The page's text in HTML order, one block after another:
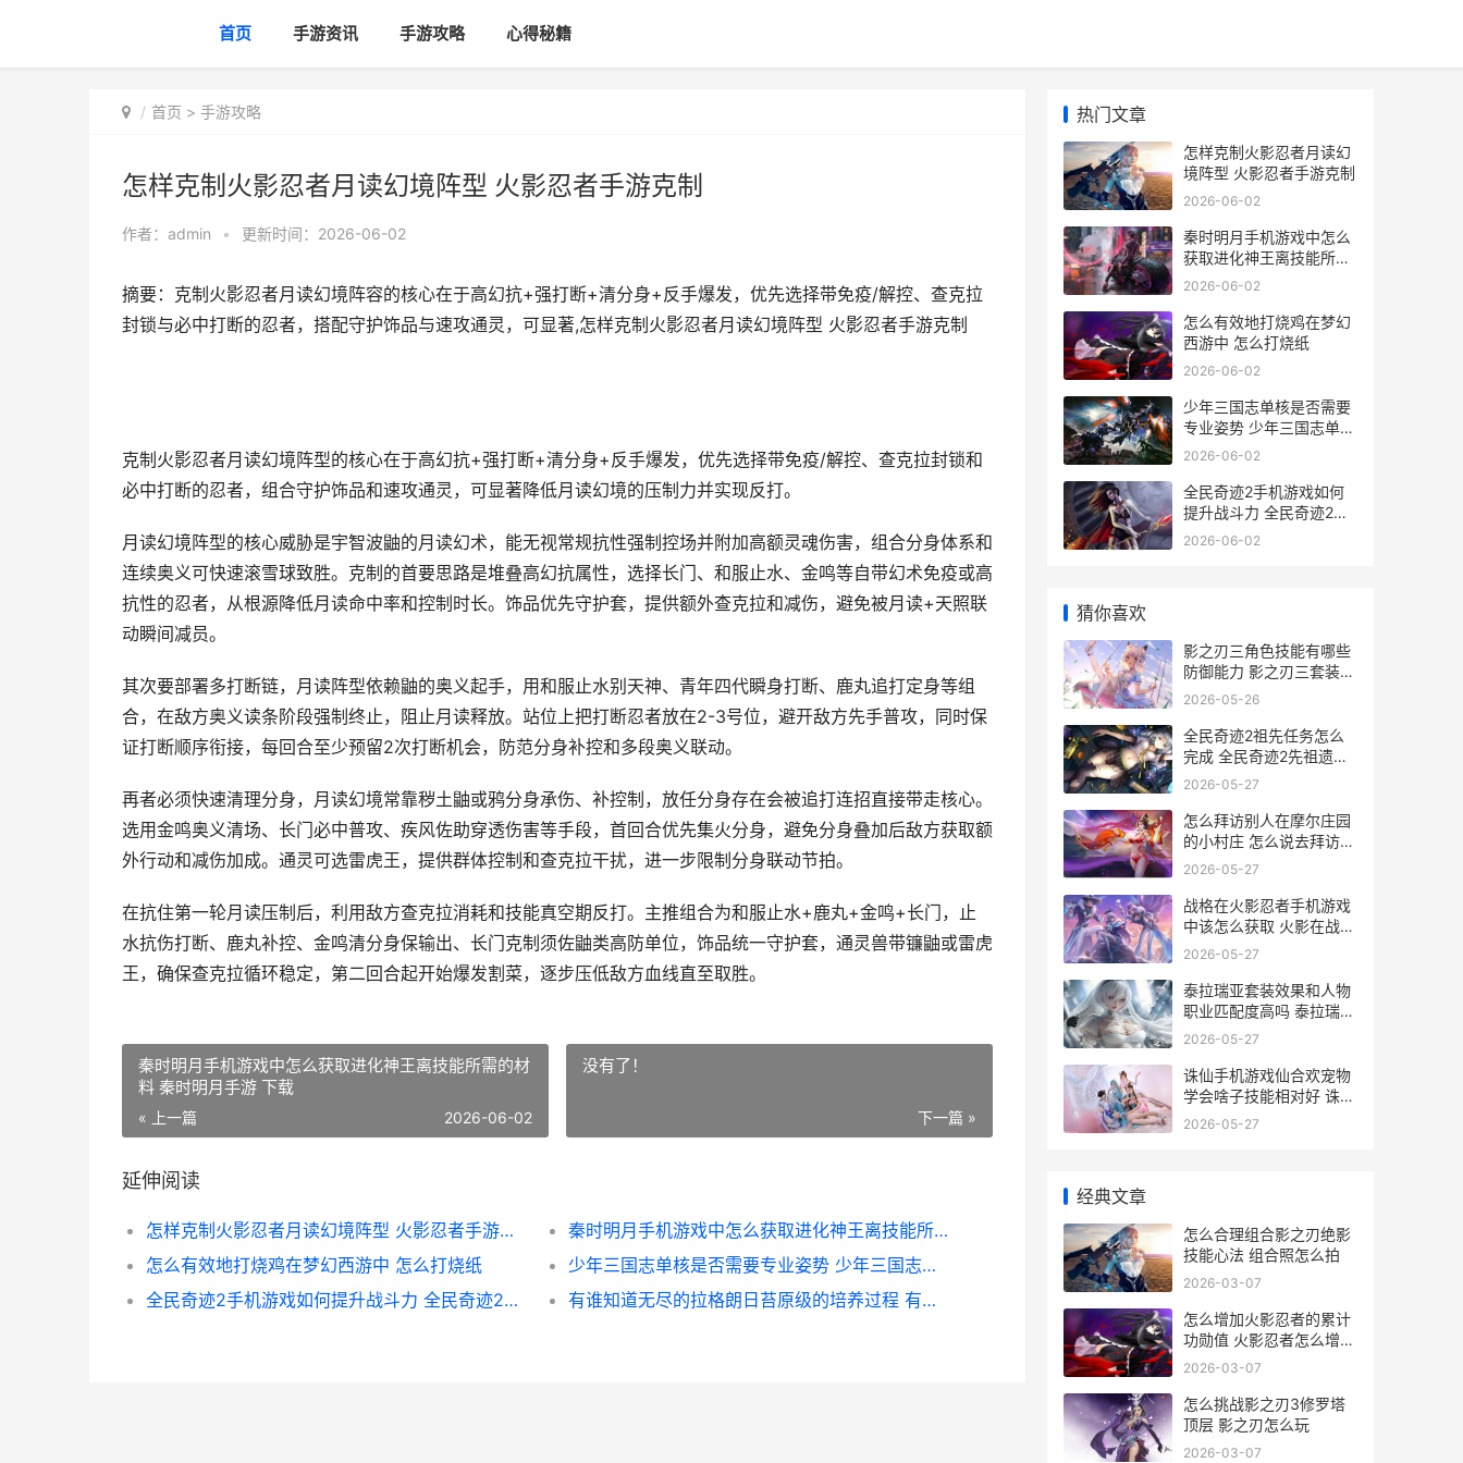
首页 手游资讯 手游攻略 心得秘籍
首页 > 手游攻略
怎样克制火影忍者月读幻境阵型 火影忍者手游克制
作者： admin • 更新时间：2026-06-02
摘要：克制火影忍者月读幻境阵容的核心在于高幻抗+强打断+清分身+反手爆发，优先选择带免疫/解控、查克拉
封锁与必中打断的忍者，搭配守护饰品与速攻通灵，可显著,怎样克制火影忍者月读幻境阵型 火影忍者手游克制
克制火影忍者月读幻境阵型的核心在于高幻抗+强打断+清分身+反手爆发，优先选择带免疫/解控、查克拉封锁和
必中打断的忍者，组合守护饰品和速攻通灵，可显著降低月读幻境的压制力并实现反打。
月读幻境阵型的核心威胁是宇智波鼬的月读幻术，能无视常规抗性强制控场并附加高额灵魂伤害，组合分身体系和
连续奥义可快速滚雪球致胜。克制的首要思路是堆叠高幻抗属性，选择长门、和服止水、金鸣等自带幻术免疫或高
抗性的忍者，从根源降低月读命中率和控制时长。饰品优先守护套，提供额外查克拉和减伤，避免被月读+天照联
动瞬间减员。
其次要部署多打断链，月读阵型依赖鼬的奥义起手，用和服止水别天神、青年四代瞬身打断、鹿丸追打定身等组
合，在敌方奥义读条阶段强制终止，阻止月读释放。站位上把打断忍者放在2-3号位，避开敌方先手普攻，同时保
证打断顺序衔接，每回合至少预留2次打断机会，防范分身补控和多段奥义联动。
再者必须快速清理分身，月读幻境常靠秽土鼬或鸦分身承伤、补控制，放任分身存在会被追打连招直接带走核心。
选用金鸣奥义清场、长门必中普攻、疾风佐助穿透伤害等手段，首回合优先集火分身，避免分身叠加后敌方获取额
外行动和减伤加成。通灵可选雷虎王，提供群体控制和查克拉干扰，进一步限制分身联动节拍。
在抗住第一轮月读压制后，利用敌方查克拉消耗和技能真空期反打。主推组合为和服止水+鹿丸+金鸣+长门，止
水抗伤打断、鹿丸补控、金鸣清分身保输出、长门克制须佐鼬类高防单位，饰品统一守护套，通灵兽带镰鼬或雷虎
王，确保查克拉循环稳定，第二回合起开始爆发割菜，逐步压低敌方血线直至取胜。
秦时明月手机游戏中怎么获取进化神王离技能所需的材
料 秦时明月手游 下载
« 上一篇 2026-06-02
没有了！
下一篇 »
延伸阅读
怎样克制火影忍者月读幻境阵型 火影忍者手游克制
秦时明月手机游戏中怎么获取进化神王离技能所需的材料 秦时明月手游 下载
怎么有效地打烧鸡在梦幻西游中 怎么打烧纸
少年三国志单核是否需要专业姿势 少年三国志单核版官网
全民奇迹2手机游戏如何提升战斗力 全民奇迹2手机版官网
有谁知道无尽的拉格朗日苔原级的培养过程 有谁知道无尽的爱
热门文章
怎样克制火影忍者月读幻
境阵型 火影忍者手游克制
2026-06-02
秦时明月手机游戏中怎么
获取进化神王离技能所需
的材料 秦时明月手游 下
2026-06-02
怎么有效地打烧鸡在梦幻
西游中 怎么打烧纸
2026-06-02
少年三国志单核是否需要
专业姿势 少年三国志单核
版官网
2026-06-02
全民奇迹2手机游戏如何
提升战斗力 全民奇迹2手
机版官网
2026-06-02
猜你喜欢
影之刃三角色技能有哪些
防御能力 影之刃三套装排
行
2026-05-26
全民奇迹2祖先任务怎么
完成 全民奇迹2先祖遗物
任务
2026-05-27
怎么拜访别人在摩尔庄园
的小村庄 怎么说去拜访别
人
2026-05-27
战格在火影忍者手机游戏
中该怎么获取 火影在战忍
界
2026-05-27
泰拉瑞亚套装效果和人物
职业匹配度高吗 泰拉瑞亚
套装顺序是什么
2026-05-27
诛仙手机游戏仙合欢宠物
学会啥子技能相对好 诛仙
手游安卓互通区官网
2026-05-27
经典文章
怎么合理组合影之刃绝影
技能心法 组合照怎么拍
2026-03-07
怎么增加火影忍者的累计
功勋值 火影忍者怎么增加
熟练度
2026-03-07
怎么挑战影之刃3修罗塔
顶层 影之刃怎么玩
2026-03-07